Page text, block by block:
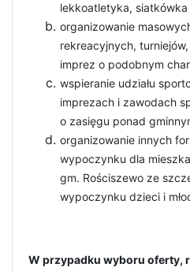
lekkoatletyka, siatkówka
organizowanie
rekreacyjnych,
imprez o podobnym
wspieranie udziału
imprezach i zawodach
o zasięgu ponad
organizowanie innych
wypoczynku dla
gm. Rościszewo ze
wypoczynku dzieci i
W przypadku wyboru oferty,